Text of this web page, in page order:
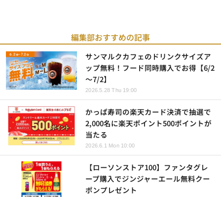
編集部おすすめの記事
サンマルクカフェのドリンクサイズア
ップ無料！フード同時購入でお得【6/2
～7/2】
2026.5.28 Thu 19:00
かっぱ寿司の楽天カード決済で抽選で
2,000名に楽天ポイント500ポイントが
当たる
2026.6.1 Mon 10:00
【ローソンストア100】ファンタグレ
ープ購入でジンジャーエール無料クー
ポンプレゼント